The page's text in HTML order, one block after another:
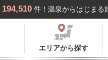
194,510 件！温泉からはじまる
エリアから探す